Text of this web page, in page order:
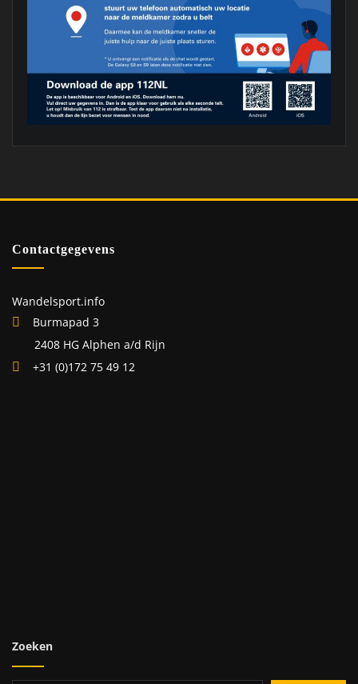
Contactgegevens
Wandelsport.info
Burmapad 3
2408 HG Alphen a/d Rijn
+31 (0)172 75 49 12
Zoeken